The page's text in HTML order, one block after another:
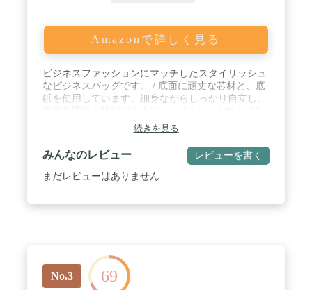
Amazonで詳しく見る
ビジネスファッションにマッチしたスタイリッシュ
なビジネスバッグです。 / 底面に頑丈な芯材と、底
鋲を使用しています。細身ながらしっかり自立し、
でのパソコンを収納可能です。 / バッグ表面には光
沢感のあるファブリック生地を使用しています。 /
パソコン収納部には、パソコンを衝撃から保護する
クッション素材を使用しています。
続きを見る
みんなのレビュー レビューを書く
まだレビューはありません
No.3 69